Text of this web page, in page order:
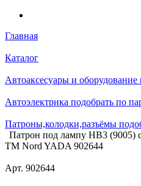
Главная
Каталог
Автоаксесуары и
Автоэлектрика подобрать по
Патроны,колодки,разъёмы
Патрон под лампу HB3 (9005)
TM Nord YADA 902644
Арт. 902644